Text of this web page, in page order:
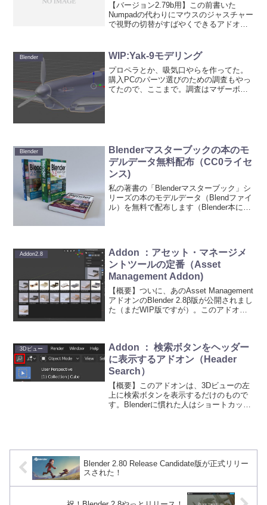
【バージョン2.79b用】この前書いた
Numpadの代わりにマウスのジャスチャー
で視野の切替がすばやくできるアドオン
るつもりはあるのか聞いてみたら、その
Blender WIP:Yak-9モデリング
プロペラとか、吸気口やらを作ってた。
購入PCのパーツ選びのための調査もやっ
てたので、ここまで。調査はマザーボー
Blender
Blenderマスターブックの本のモ
デルデータ無料配布（CC0ライセ
ンス)
私の著書の「Blenderマスターブック」シ
リーズの本のモデルデータ（Blendファイ
ル）を無料で配布します（Blender本に掲
Addon2.8
Addon ：アセット・マネージメ
ントツールの定番（Asset
Management Addon)
【概要】ついに、あのAsset Management
アドオンのBlender 2.8β版が公開されまし
た（まだWIP版ですが）。このアドオン
3Dビュー
Addon ： 検索ボタンをヘッダー
に表示するアドオン（Header
Search）
【概要】このアドオンは、3Dビューの左
上に検索ボタンを表示するだけのもので
す。Blenderに慣れた人はショートカット
Blender 2.80 Release Candidate版が正式リリー
スされた！